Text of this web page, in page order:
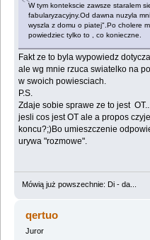
W tym kontekscie zawsze staralem
fabularyzacyjny.Od dawna nuzyla
wyszla z domu o piatej".Po cholere
powiedziec tylko to , co konieczne.
Fakt ze to byla wypowiedz
ale wg mnie rzuca swiatelko na
w swoich powiesciach.
P.S.
Zdaje sobie sprawe ze to jest
jesli cos jest OT ale a propos
koncu?;)Bo umieszczenie
urywa "rozmowe".
Mówią już powszechnie: Di - da...
qertuo
Juror